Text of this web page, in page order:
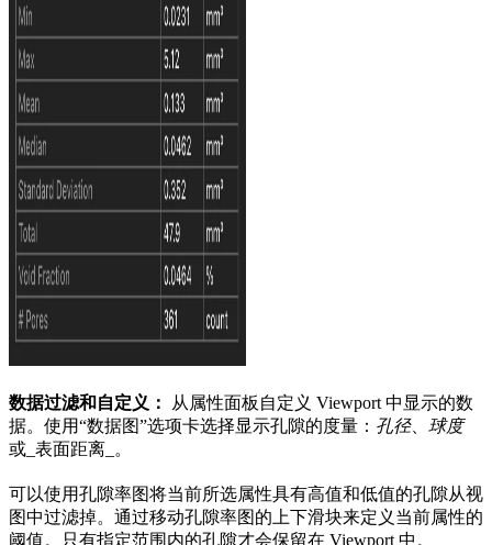
数据过滤和自定义：
从属性面板自定义 Viewport 中显示的数
据。使用“数据图”选项卡选择显示孔隙的度量： 孔径、 球度
或_表面距离_。
可以使用孔隙率图将当前所选属性具有高值和低值的孔隙从视
图中过滤掉。通过移动孔隙率图的上下滑块来定义当前属性的
阈值。只有指定范围内的孔隙才会保留在 Viewport 中。